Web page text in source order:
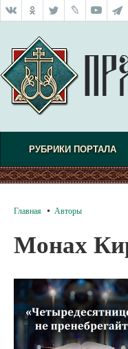
РУБРИКИ ПОРТАЛА
Главная Авторы
Монах